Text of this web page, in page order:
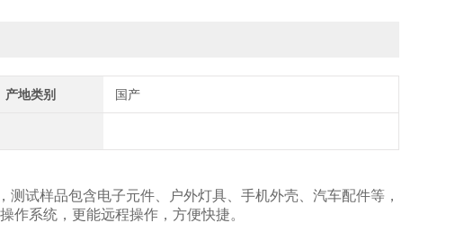
产地类别 国产
测试样品包含电子元件、户外灯具、手机外壳、汽车配件等，
作系统，更能远程操作，方便快捷。